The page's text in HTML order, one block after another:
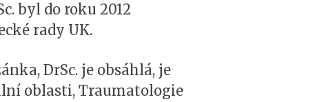
byl do roku 2012
rady UK.
DrSc. je obsáhlá, je
oblasti, Traumatologie